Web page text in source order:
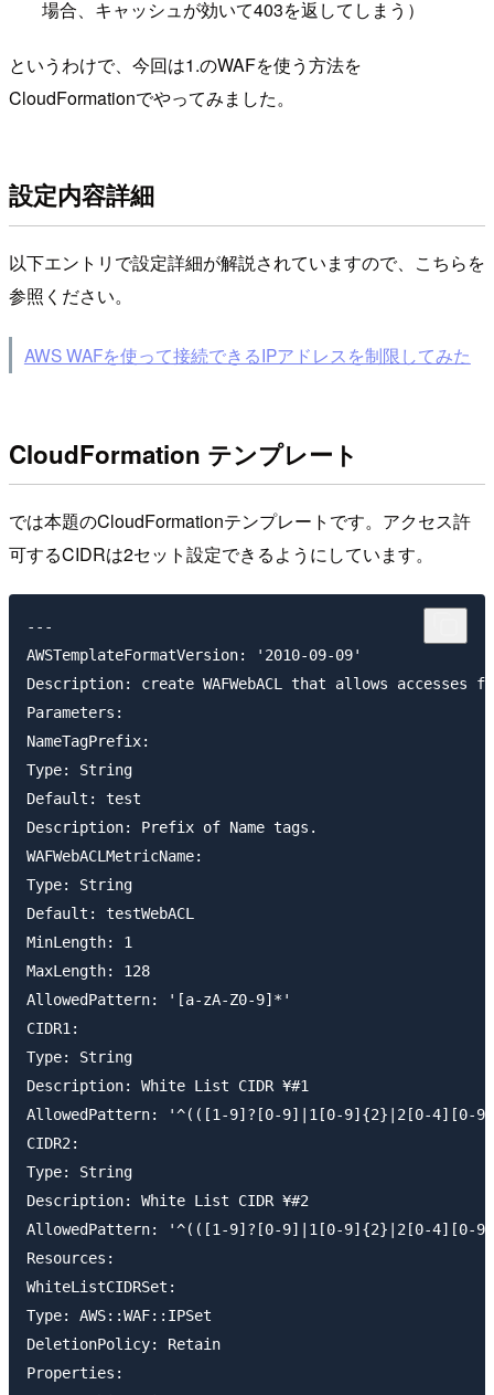
場合、キャッシュが効いて403を返してしまう）
というわけで、今回は1.のWAFを使う方法を
CloudFormationでやってみました。
設定内容詳細
以下エントリで設定詳細が解説されていますので、こちらを
参照ください。
AWS WAFを使って接続できるIPアドレスを制限してみた
CloudFormation テンプレート
では本題のCloudFormationテンプレートです。アクセス許
可するCIDRは2セット設定できるようにしています。
---
AWSTemplateFormatVersion: '2010-09-09'
Description: create WAFWebACL that allows accesses
Parameters:
NameTagPrefix:
Type: String
Default: test
Description: Prefix of Name tags.
WAFWebACLMetricName:
Type: String
Default: testWebACL
MinLength: 1
MaxLength: 128
AllowedPattern: '[a-zA-Z0-9]*'
CIDR1:
Type: String
Description: White List CIDR ¥#1
AllowedPattern: '^(([1-9]?[0-9]|1[0-9]{2}|2[0-
CIDR2:
Type: String
Description: White List CIDR ¥#2
AllowedPattern: '^(([1-9]?[0-9]|1[0-9]{2}|2[0-
Resources:
WhiteListCIDRSet:
Type: AWS::WAF::IPSet
DeletionPolicy: Retain
Properties: